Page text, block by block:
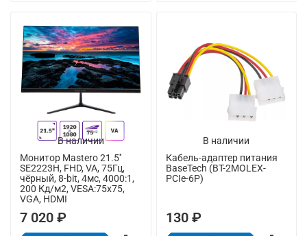
В наличии
Монитор Mastero 21.5''
SE2223H, FHD, VA, 75Гц,
чёрный, 8-bit, 4мс, 4000:1,
200 Кд/м2, VESA:75x75,
VGA, HDMI
7 020 ₽
В наличии
Кабель-адаптер питания
BaseTech (BT-2MOLEX-
PCIe-6P)
130 ₽